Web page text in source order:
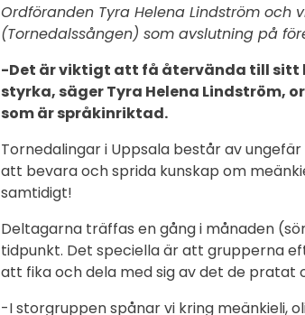
Ordföranden Tyra Helena Lindström och
(Tornedalssången) som avslutning på
-Det är viktigt att få återvända till sitt
styrka, säger Tyra Helena Lindström,
som är språkinriktad.
Tornedalingar i Uppsala består av
att bevara och sprida kunskap om
samtidigt!
Deltagarna träffas en gång i månaden
tidpunkt. Det speciella är att grupperna
att fika och dela med sig av det de pratat
-I storgruppen spånar vi kring meänkieli,